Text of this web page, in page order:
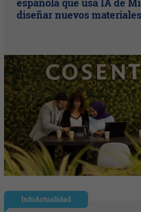
diseñar nuevos materiales
InfoActualidad